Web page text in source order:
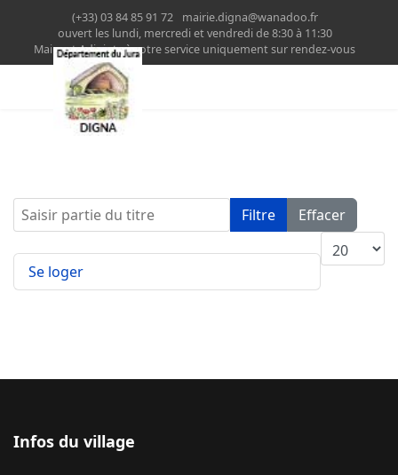
(+33) 03 84 85 91 72
mairie.digna@wanadoo.fr
ouvert les lundi, mercredi et vendredi de 8:30 à 11:30
Maire et Adjoints à votre service uniquement sur rendez-vous
Saisir partie du titre Filtre
Effacer
Affichage #
Se loger
Infos du village